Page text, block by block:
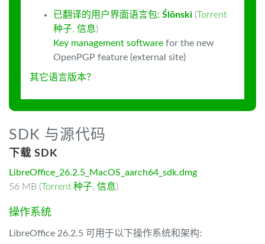
已翻译的用户界面语言包: Ślōnski (Torrent
种子, 信息)
Key management software for the new
OpenPGP feature (external site)
其它语言版本？
SDK 与源代码
下载 SDK
LibreOffice_26.2.5_MacOS_aarch64_sdk.dmg
56 MB (Torrent 种子, 信息)
操作系统
LibreOffice 26.2.5 可用于以下操作系统和架构: